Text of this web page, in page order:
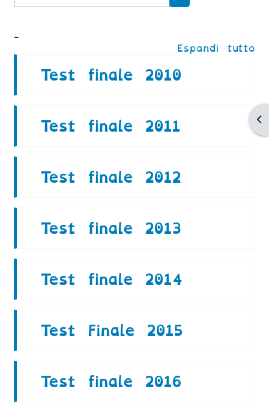
Cerca corsi
-
Espandi tutto
Test finale 2010
Test finale 2011
Test finale 2012
Test finale 2013
Test finale 2014
Test Finale 2015
Test finale 2016